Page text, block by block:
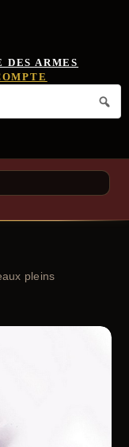
DES ARMES
pleins